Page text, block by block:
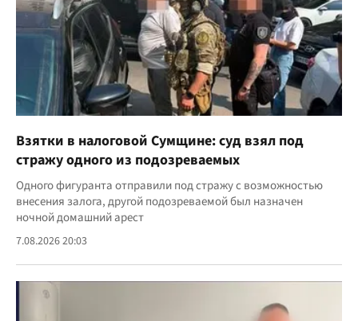
Взятки в налоговой Сумщине: суд взял под
стражу одного из подозреваемых
Одного фигуранта отправили под стражу с возможностью
внесения залога, другой подозреваемой был назначен
ночной домашний арест
7.08.2026 20:03